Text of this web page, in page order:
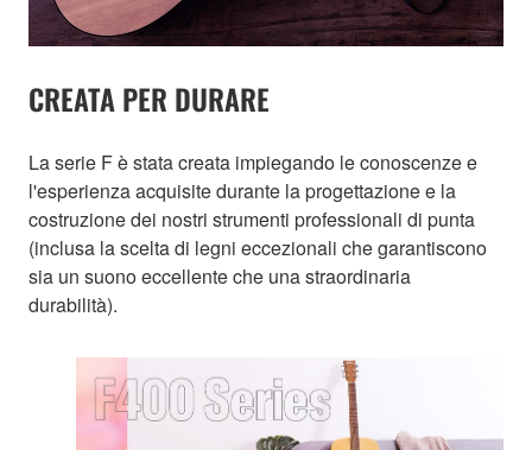
CREATA PER DURARE
La serie F è stata creata impiegando le conoscenze e
l'esperienza acquisite durante la progettazione e la
costruzione dei nostri strumenti professionali di punta
(inclusa la scelta di legni eccezionali che garantiscono
sia un suono eccellente che una straordinaria
durabilità).